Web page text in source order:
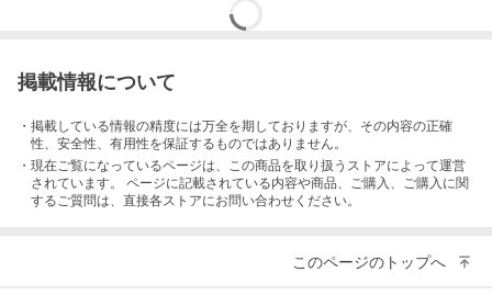
掲載情報について
・掲載している情報の精度には万全を期しておりますが、その内容の正確
性、安全性、有用性を保証するものではありません。
・現在ご覧になっているページは、この商品を取り扱うストアによって運営
されています。 ページに記載されている内容や商品、ご購入 、ご購入に関
するご質問は、直接各ストアにお問い合わせください。
このページのトップへ